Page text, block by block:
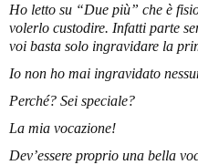
Ho letto su “Due più” che è
volerlo custodire. Infatti parte
voi basta solo ingravidare la
Io non ho mai ingravidato
Perché? Sei speciale?
La mia vocazione!
Dev’essere proprio una bella